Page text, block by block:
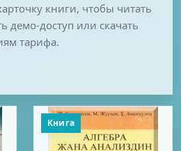
книги, чтобы читать
демо-доступ или скачать
тарифа.
Книга